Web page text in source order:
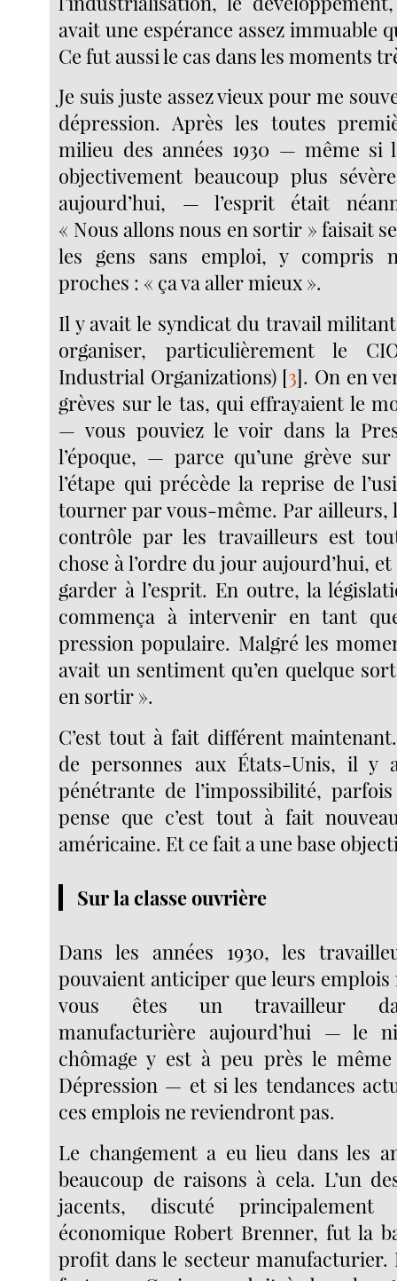
avait une espérance assez immuable
Ce fut aussi le cas dans les moments
Je suis juste assez vieux pour me
dépression. Après les toutes
milieu des années 1930 — même si
objectivement beaucoup plus
aujourd’hui, — l’esprit était
« Nous allons nous en sortir » faisait
les gens sans emploi, y compris
proches : « ça va aller mieux ».
Il y avait le syndicat du travail
organiser, particulièrement le
Industrial Organizations)[3]. On en
grèves sur le tas, qui effrayaient le
— vous pouviez le voir dans la
l’époque, — parce qu’une grève
l’étape qui précède la reprise de
tourner par vous-même. Par ailleurs,
contrôle par les travailleurs est
chose à l’ordre du jour aujourd’hui,
garder à l’esprit. En outre, la
commença à intervenir en tant
pression populaire. Malgré les
avait un sentiment qu’en quelque
en sortir ».
C’est tout à fait différent
de personnes aux États-Unis, il y
pénétrante de l’impossibilité,
pense que c’est tout à fait
américaine. Et ce fait a une base
Sur la classe ouvrière
Dans les années 1930, les
pouvaient anticiper que leurs
vous êtes un travailleur
manufacturière aujourd’hui — le
chômage y est à peu près le
Dépression — et si les tendances
ces emplois ne reviendront pas.
Le changement a eu lieu dans les
beaucoup de raisons à cela. L’un
jacents, discuté principalement
économique Robert Brenner, fut la
profit dans le secteur manufacturier.